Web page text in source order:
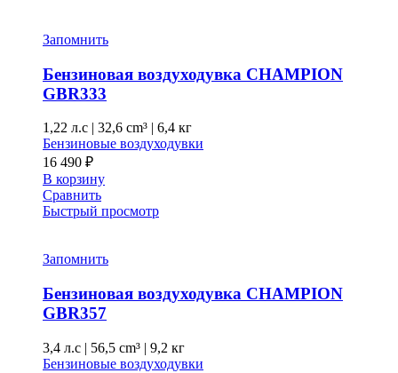
Запомнить
Бензиновая воздуходувка CHAMPION
GBR333
1,22 л.с | 32,6 cm³ | 6,4 кг
Бензиновые воздуходувки
16 490 ₽
В корзину
Сравнить
Быстрый просмотр
Запомнить
Бензиновая воздуходувка CHAMPION
GBR357
3,4 л.с | 56,5 cm³ | 9,2 кг
Бензиновые воздуходувки